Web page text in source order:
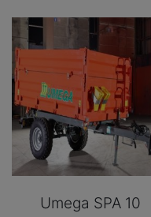
Umega SPA 10